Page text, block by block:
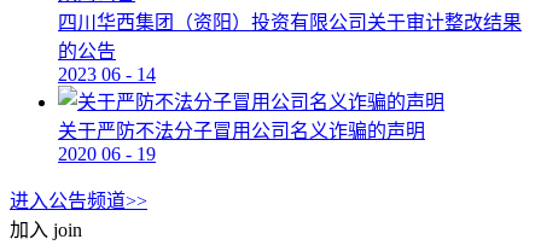
四川华西集团（资阳）投资有限公司关于审计整改结果
的公告
2023 06 - 14
关于严防不法分子冒用公司名义诈骗的声明
2020 06 - 19
进入公告频道>>
加入 join